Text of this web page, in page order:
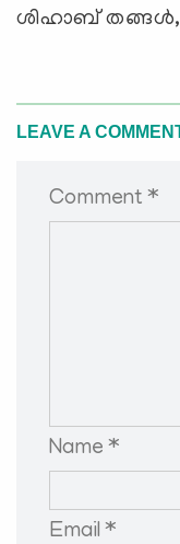
ശിഹാബ്‌ തങ്ങള്‍,
LEAVE A
Comment *
Name *
Email *